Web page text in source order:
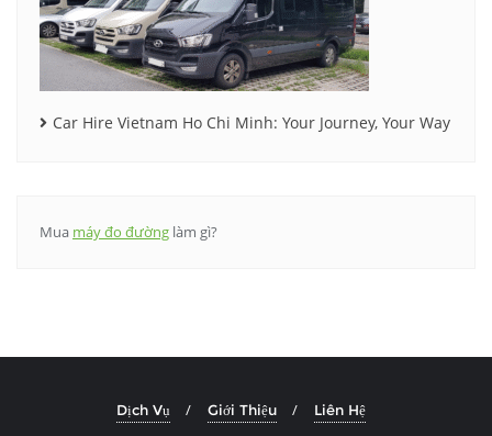
Car Hire Vietnam Ho Chi Minh: Your Journey, Your Way
Mua máy đo đường làm gì?
Dịch Vụ Giới Thiệu Liên Hệ